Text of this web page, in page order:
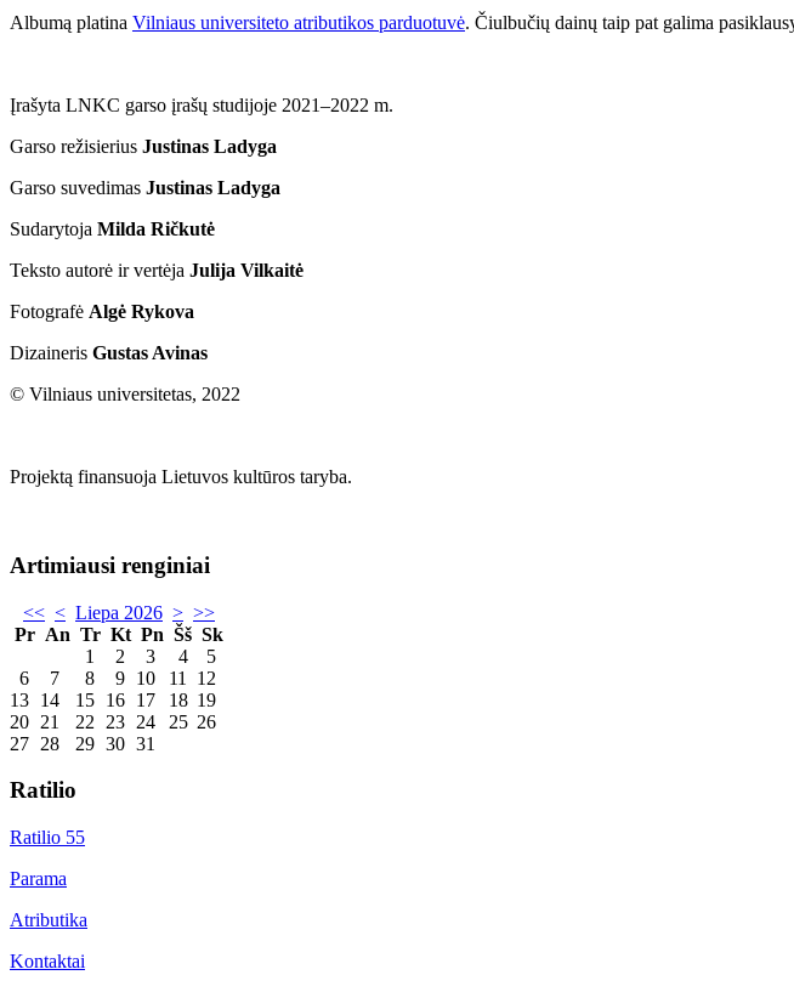
Albumą platina Vilniaus universiteto atributikos parduotuvė. Čiulbučių dainų taip pat galima
Įrašyta LNKC garso įrašų studijoje 2021–2022 m.
Garso režisierius Justinas Ladyga
Garso suvedimas Justinas Ladyga
Sudarytoja Milda Ričkutė
Teksto autorė ir vertėja Julija Vilkaitė
Fotografė Algė Rykova
Dizaineris Gustas Avinas
© Vilniaus universitetas, 2022
Projektą finansuoja Lietuvos kultūros taryba.
Artimiausi renginiai
<< < Liepa 2026 > >>
Pr An Tr Kt Pn Šš Sk
1
2 3 4
5
6
7 8 9 10 11
12
13 14 15 16 17 18 19
20 21 22 23 24 25 26
27 28 29 30 31
Ratilio
Ratilio 55
Parama
Atributika
Kontaktai